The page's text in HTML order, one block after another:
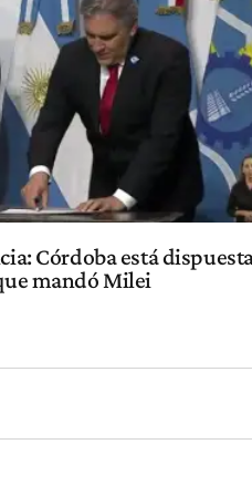
Córdoba está
mandó Milei